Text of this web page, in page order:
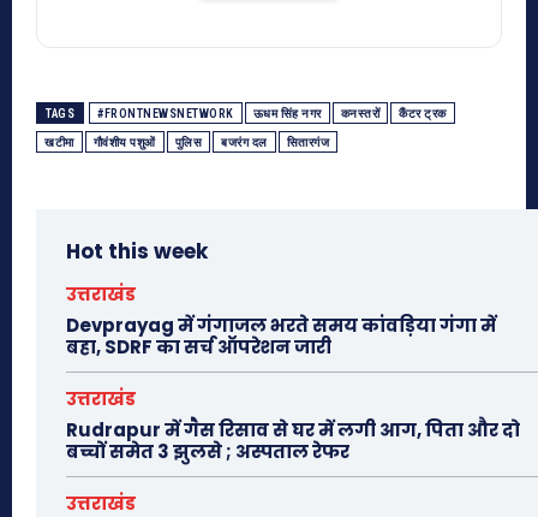
TAGS #FRONTNEWSNETWORK ऊधम सिंह नगर कनस्तरों कैंटर ट्रक
खटीमा गौवंशीय पशुओं पुलिस बजरंग दल सितारगंज
Hot this week
उत्तराखंड
Devprayag में गंगाजल भरते समय कांवड़िया गंगा में
बहा, SDRF का सर्च ऑपरेशन जारी
उत्तराखंड
Rudrapur में गैस रिसाव से घर में लगी आग, पिता और दो
बच्चों समेत 3 झुलसे ; अस्पताल रेफर
उत्तराखंड